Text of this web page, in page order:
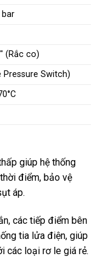
bar
(Rắc co)
Pressure Switch)
giúp hệ thống
điểm, bảo vệ
áp.
các tiếp điểm bên
tia lửa điện, giúp
các loại rơ le giá rẻ.